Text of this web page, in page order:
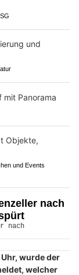
und Events
nach
wurde der
welcher